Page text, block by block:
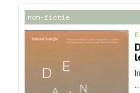
non-fictie
...